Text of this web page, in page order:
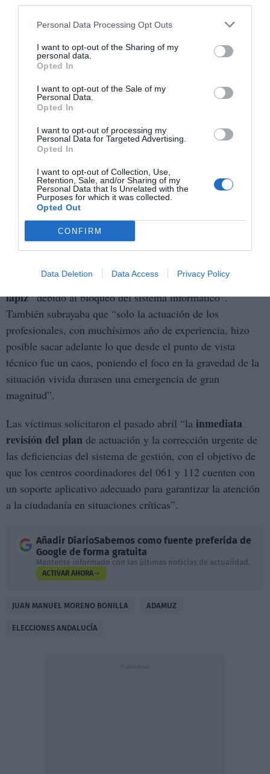
Personal Data Processing Opt Outs
I want to opt-out of the Sharing of my
personal data.
Opted In
I want to opt-out of the Sale of my
Personal Data.
Opted In
I want to opt-out of processing my
Personal Data for Targeted Advertising.
Opted In
I want to opt-out of Collection, Use,
Retention, Sale, and/or Sharing of my
Personal Data that Is Unrelated with the
Purposes for which it was collected.
Opted Out
CONFIRM
Data Deletion Data Access Privacy Policy
las vías… de vergüenza”, añade el consejero andaluz en
alusión a la previsible causa del fatal accidente según las
investigaciones. El titular de Emergencias de la Junta
también reprocha al alcalde de Adamuz que, “hace solo
unos días”, Moreno “daba un reconocimiento a los
servicios emergencias por ‘la labor solidaria, generosa y
ejemplar’ el día del accidente ferroviario. ¿Qué es lo que
La denuncia revelada ahora por el alcalde de Adamuz
sobre la tardanza de los servicios de emergencias de la
Junta en llegar al lugar del accidente ya la expresó por
escrito laAsociación de Víctimasdel Descarrilamiento en
una denuncia el pasado 9 de abril. Aún quedaban semanas
para el inicio de la campaña electoral de las autonómicas.
En su escrito, las víctimas recuerdan que “el personal
atender el accidente ferroviario de Adamuz“con papel y
lápiz”debido al bloqueo del sistema informático”.
También subrayaba que “solo la actuación de los
profesionales, con muchísimos año de experiencia, hizo
posible sacar adelante lo que desde el punto de vista
técnico fue un caos, poniendo el foco en la gravedad de la
situación vivida durasen una emergencia de gran
magnitud”.
Las víctimas solicitaron el pasado abril “la inmediata
revisión del plan de actuación y la corrección urgente de
las deficiencias del sistema de gestión, con el objetivo de
que los centros coordinadores del 061 y 112 cuenten con
un soporte aplicativo adecuado para garantizar la atención
a la ciudadanía en situaciones críticas”.
Añadir DiarioSabemos como fuente preferida de
Google de forma gratuita
Mantente informado con las últimas noticias de actualidad.
ACTIVAR AHORA
JUAN MANUEL MORENO BONILLA ADAMUZ
ELECCIONES ANDALUCÍA